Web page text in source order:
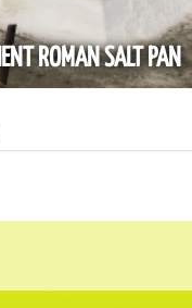
ROMAN SALT PAN